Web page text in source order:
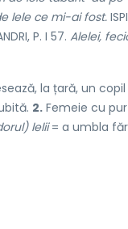
lele ce mi-ai fost.
P. I 57. Alelei,
la țară, un
2. Femeie cu
lelii= a umbla